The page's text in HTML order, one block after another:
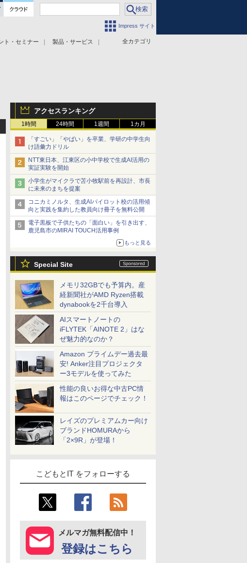
Impress サイト
全カテゴリ
ト・セミナー 製品・サービス
アクセスランキング
1時間 24時間 1週間 1カ月
「すごい」「やばい」を卒業、学研の中学生向
け語彙力ドリル
NTT東日本、江東区の小中学校で生成AI活用の
実証実験を開始
小学生がマイクラで苫小牧駅前を再設計、市長
に未来のまちを提案
コニカミノルタ、生成AIパイロット校の活用傾
向と実践を集約した教員向け冊子を無料公開
電子黒板で子供たちの「面白い」を引き出す、
鹿児島市のMIRAI TOUCH活用事例
もっと見る
Special Site
メモリ32GBでも予算内。産
経新聞社がAMD Ryzen搭載
dynabookを2千台導入
AIスマートノートの
iFLYTEK「AINOTE 2」はな
ぜ魅力的なのか？
Amazon プライムデー過去最
安! Anker注目プロジェクタ
ー3モデルを使ってみた
性能の良いお得な中古PC情
報はこのページでチェック！
レイズのプレミアムカー向け
ブランドHOMURAから
「2×9R」が登場！
こどもとIT をフォローする
メルマガ無料配信中！
登録はこちら